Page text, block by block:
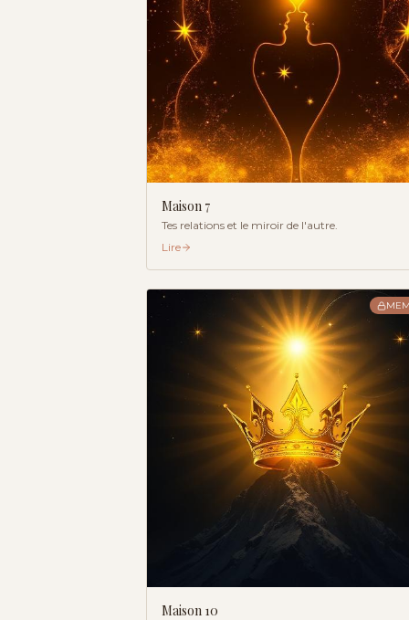
Maison 7
Tes relations et le miroir de l'autre.
Lire
Maison 10